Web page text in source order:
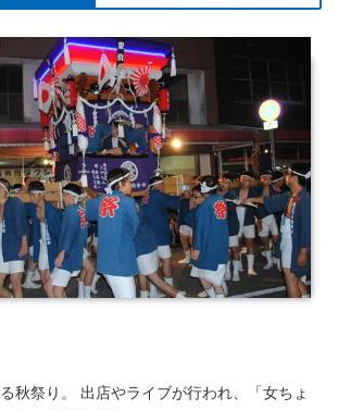
秋祭り。 出店やライブが行われ、「女ちょ
現在、イベントはありません